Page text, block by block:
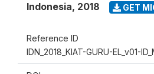
Indonesia, 2018 GET
Reference ID
IDN_2018_KIAT-GURU-EL_v01-